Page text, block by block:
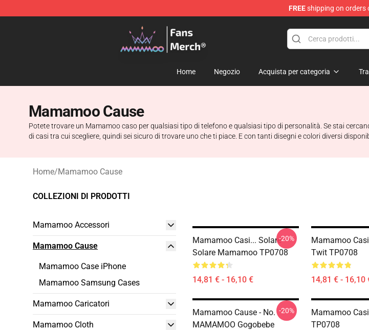
FREEshipping on orders
Mamamoo Store - Official Mamamoo Merchandise Shop
Home Negozio Acquista per categoria
Mamamoo Cause
Potete trovare un Mamamoo caso per qualsiasi tipo di telefono e qualsiasi tipo di personalità. Se stai
di casi tra cui scegliere, quindi sei sicuro di trovare uno che ti piace. E con tanti disegni e colori diversi
Home/Mamamoo Cause
COLLEZIONI DI PRODOTTI
Mamamoo Accessori
Mamamoo Cause
Mamamoo Case iPhone
Mamamoo Samsung Cases
Mamamoo Caricatori
Mamamoo Cloth
Mamamoo Casi... Solare
Solare Mamamoo TP0708
14,81 € - 16,10 €
-20%
Mamamoo
Twit TP0708
14,81 € - 16,10
Mamamoo Cause - No.
MAMAMOO Gogobebe
-20%
Mamamoo
TP0708